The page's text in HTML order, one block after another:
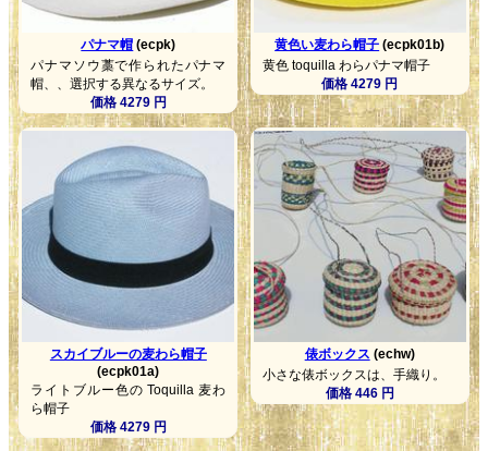
パナマ帽 (ecpk)
パナマソウ藁で作られたパナマ
帽、、選択する異なるサイズ。
価格 4279 円
黄色い麦わら帽子 (ecpk01b)
黄色 toquilla わらパナマ帽子
価格 4279 円
スカイブルーの麦わら帽子
(ecpk01a)
ライトブルー色の Toquilla 麦わ
ら帽子
価格 4279 円
俵ボックス (echw)
小さな俵ボックスは、手織り。
価格 446 円